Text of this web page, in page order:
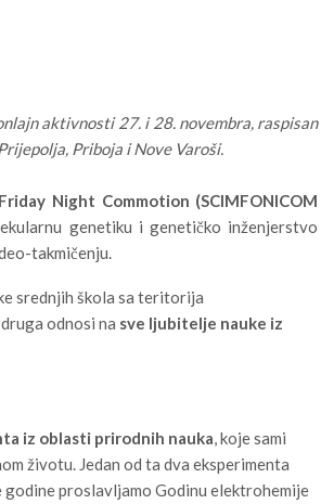
aktivnosti 27. i 28. novembra, raspisan
Priboja i Nove Varoši.
Night Commotion (SCIMFONICOM
genetiku i genetičko inženjerstvo
takmičenju.
srednjih škola sa teritorija
druga odnosi na sve ljubitelje nauke iz
iz oblasti prirodnih nauka, koje sami
životu. Jedan od ta dva eksperimenta
proslavljamo Godinu elektrohemije